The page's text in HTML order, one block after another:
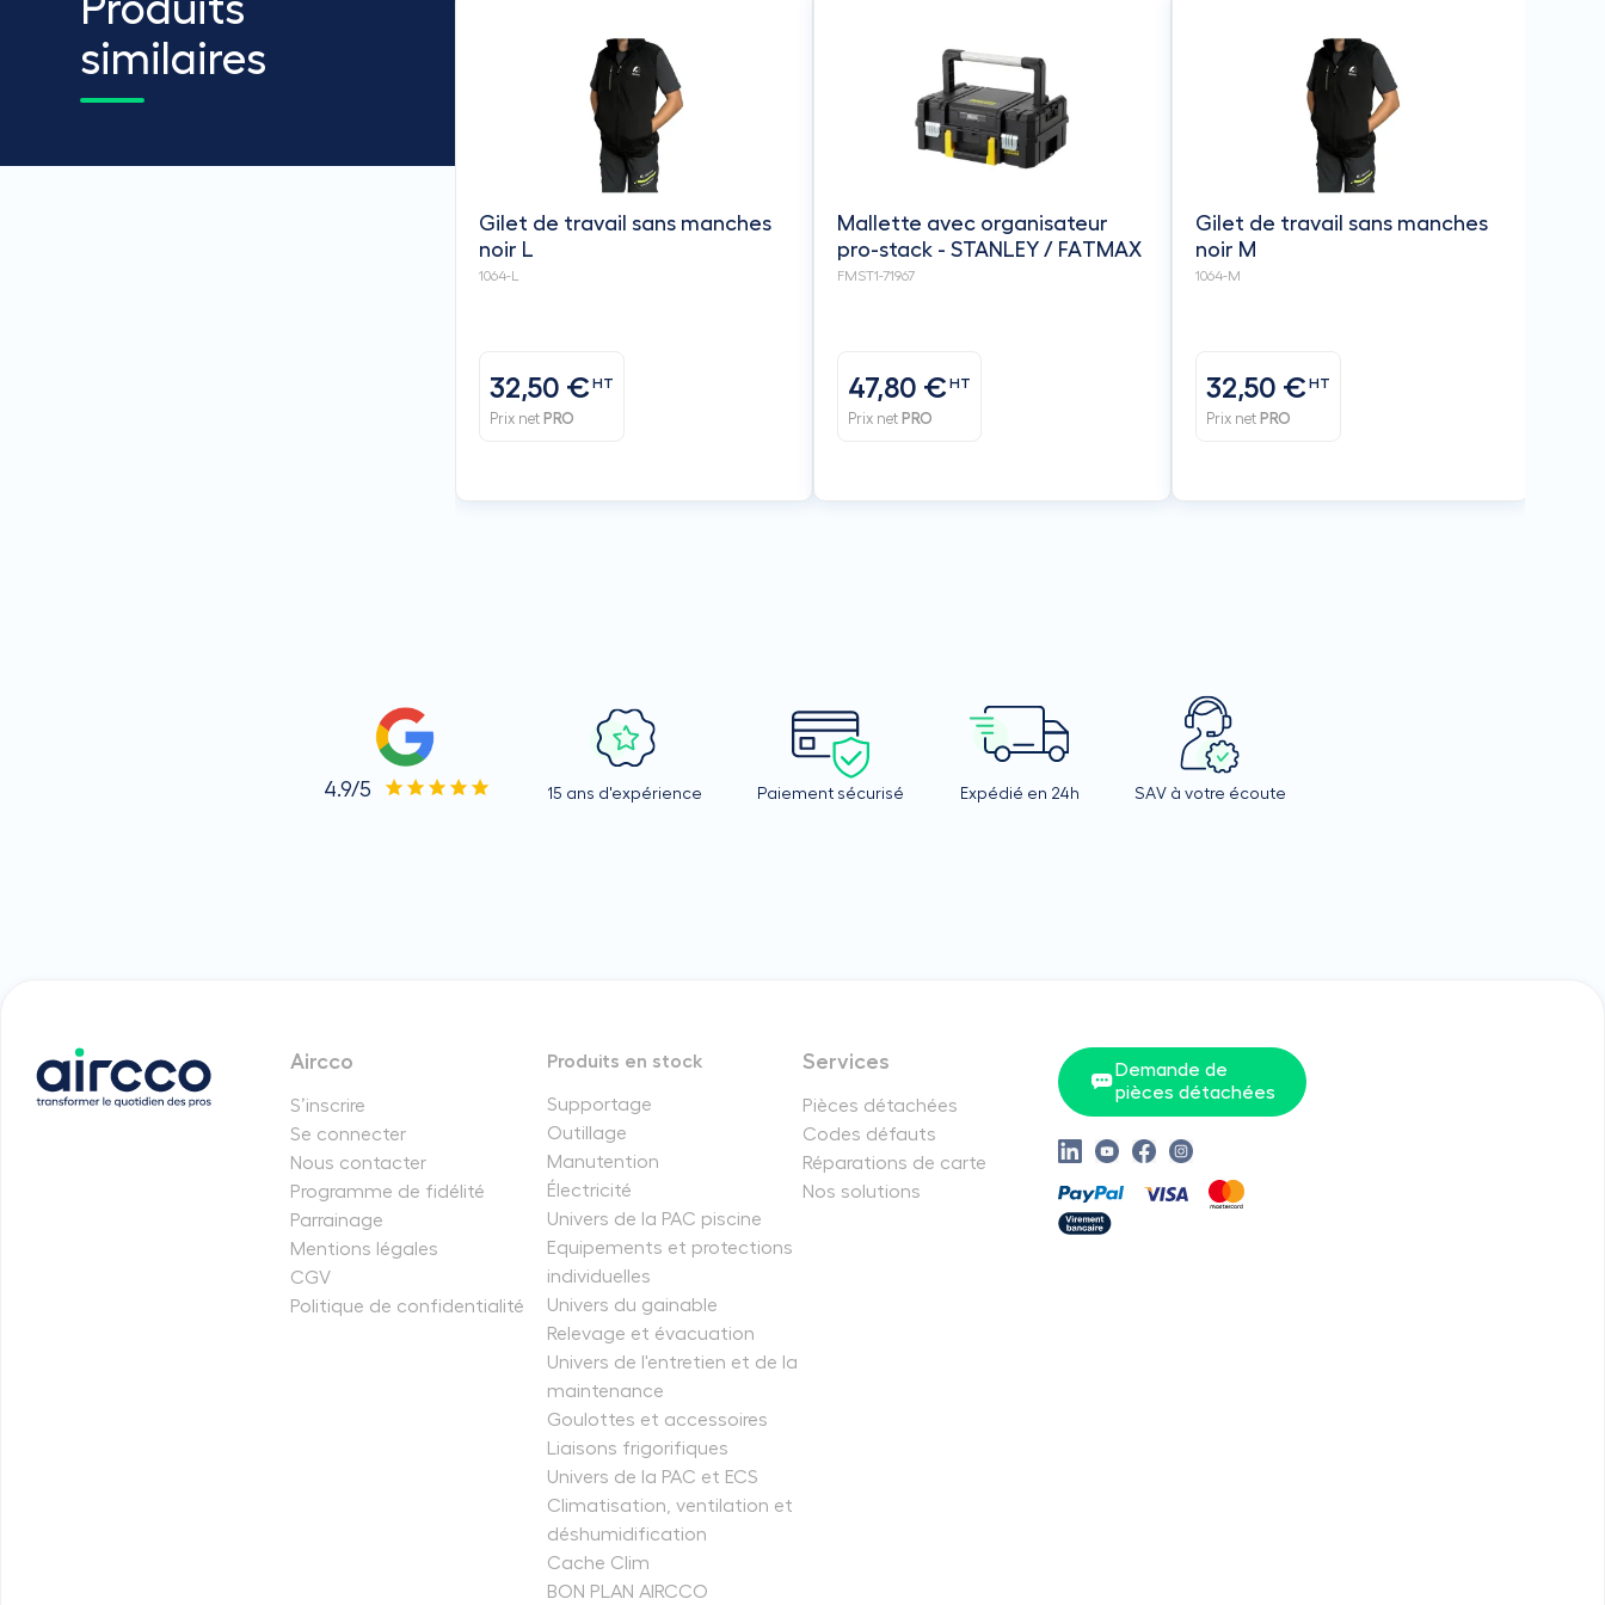
Produits
similaires
Gilet de travail sans manches
noir L
1064-L
32,50 €HT
Prix net PRO
Mallette avec organisateur
pro-stack - STANLEY / FATMAX
FMST1-71967
47,80 €HT
Prix net PRO
Gilet de travail sans manches
noir M
1064-M
32,50 €HT
Prix net PRO
4.9/5 15 ans d'expérience Paiement sécurisé Expédié en 24h SAV à votre écoute
Aircco
S’inscrire
Se connecter
Nous contacter
Programme de fidélité
Parrainage
Mentions légales
CGV
Politique de confidentialité
Produits en stock
Supportage
Outillage
Manutention
Électricité
Univers de la PAC piscine
Equipements et protections
individuelles
Univers du gainable
Relevage et évacuation
Univers de l'entretien et de la
maintenance
Goulottes et accessoires
Liaisons frigorifiques
Univers de la PAC et ECS
Climatisation, ventilation et
déshumidification
Cache Clim
BON PLAN AIRCCO
Services
Pièces détachées
Codes défauts
Réparations de carte
Nos solutions
Demande de
pièces détachées